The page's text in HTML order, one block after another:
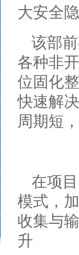
大安全
该部
各种非
位固化
快速解
周期短
在项
模式，
收集与
升